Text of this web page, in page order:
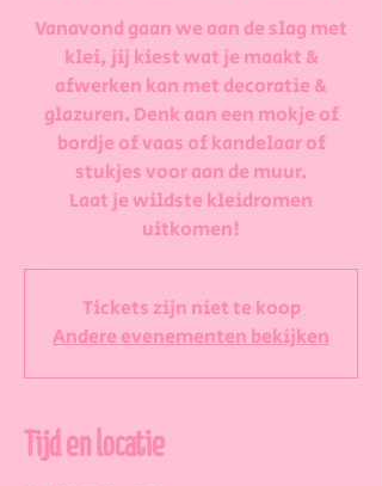
Vanavond gaan we aan de slag met
klei, jij kiest wat je maakt &
afwerken kan met decoratie &
glazuren. Denk aan een mokje of
bordje of vaas of kandelaar of
stukjes voor aan de muur.
Laat je wildste kleidromen
uitkomen!
Tickets zijn niet te koop
Andere evenementen bekijken
Tijd en locatie